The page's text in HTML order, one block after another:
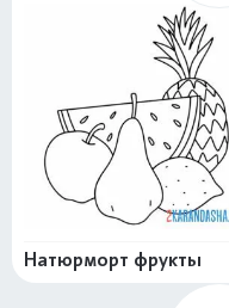
Натюрморт фрукты